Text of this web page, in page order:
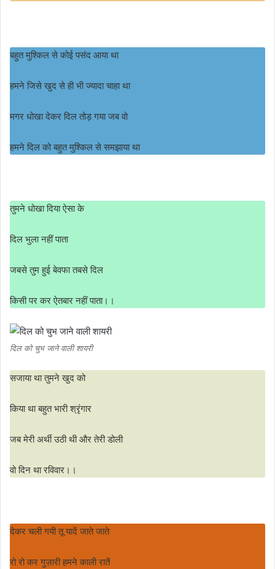
बहुत मुश्किल से कोई पसंद आया था
हमने जिसे खुद से ही भी ज्यादा चाहा था
मगर धोखा देकर दिल तोड़ गया जब वो
हमने दिल को बहुत मुश्किल से समझाया था
तुमने धोखा दिया ऐसा के
दिल भुला नहीं पाता
जबसे तुम हुई बेवफा तबसे दिल
किसी पर कर ऐतबार नहीं पाता।।
दिल को चुभ जाने वाली शायरी
सजाया था तुमने खुद को
किया था बहुत भारी श्रृंगार
जब मेरी अर्थी उठी थी और तेरी डोली
वो दिन था रविवार।।
देकर चली गयी तू यादें जाते जाते
रो रो कर गुज़ारी हमने काली रातें